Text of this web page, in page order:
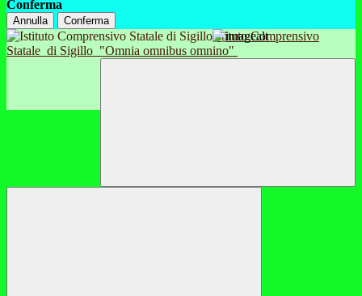
Conferma
Annulla Conferma
Istituto Comprensivo
Statale di Sigillo "Omnia omnibus omnino"